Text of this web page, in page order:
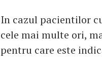
In cazul pacientilor
cele mai multe ori,
pentru care este